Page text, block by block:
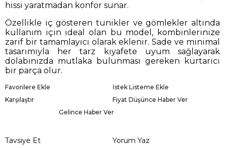
hissi yaratmadan konfor sunar.
Özellikle iç gösteren tunikler ve gömlekler altında
kullanım için ideal olan bu model, kombinlerinize
zarif bir tamamlayıcı olarak eklenir. Sade ve minimal
tasarımıyla her tarz kıyafete uyum sağlayarak
dolabınızda mutlaka bulunması gereken kurtarıcı
bir parça olur.
Favorilere Ekle
İstek Listeme Ekle
Karşılaştır
Fiyat Düşünce Haber Ver
Gelince Haber Ver
Tavsiye Et Yorum Yaz